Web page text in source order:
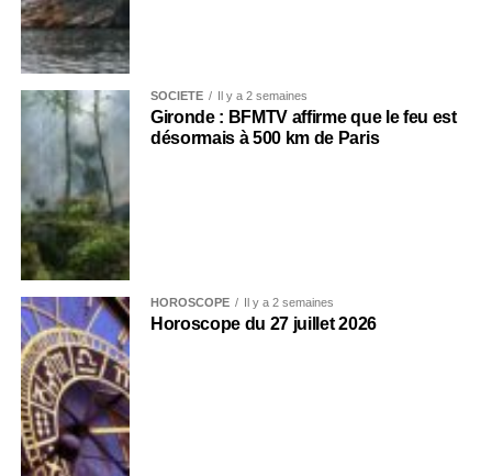
SOCIÉTÉ Il y a 2 semaines
Gironde : BFMTV affirme que le feu est
désormais à 500 km de Paris
HOROSCOPE Il y a 2 semaines
Horoscope du 27 juillet 2026